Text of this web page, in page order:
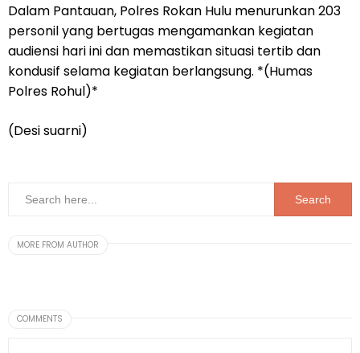
Dalam Pantauan, Polres Rokan Hulu menurunkan 203
personil yang bertugas mengamankan kegiatan
audiensi hari ini dan memastikan situasi tertib dan
kondusif selama kegiatan berlangsung. *(Humas
Polres Rohul)*
(Desi suarni)
MORE FROM AUTHOR
COMMENTS